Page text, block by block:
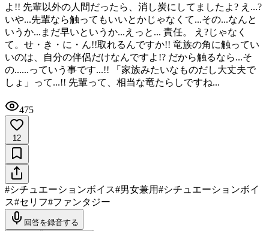
よ!! 先輩以外の人間だったら、消し炭にしてましたよ? え...?
いや...先輩なら触ってもいいとかじゃなくて...その...なんと
いうか...まだ早いというか...えっと... 責任。 え?じゃなく
て。せ・き・に・ん!!取れるんですか!! 竜族の角に触ってい
いのは、自分の伴侶だけなんですよ!? だから触るなら...そ
の......っていう事です...!! 「家族みたいなものだし大丈夫で
しょ」って...!! 先輩って、相当な竜たらしですね...
475
12
#シチュエーションボイス#男女兼用#シチュエーションボイ
ス#セリフ#ファンタジー
回答を録音する